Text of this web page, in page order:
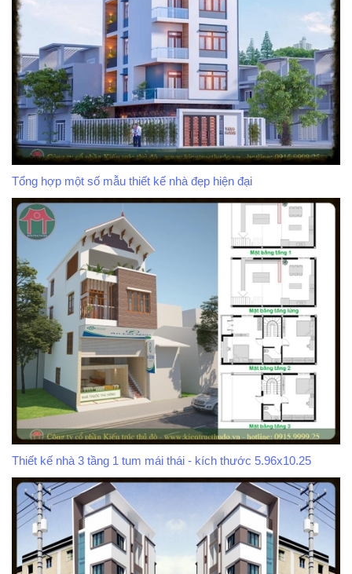
Tổng hợp một số mẫu thiết kế nhà đẹp hiện đại
Thiết kế nhà 3 tầng 1 tum mái thái - kích thước 5.96x10.25